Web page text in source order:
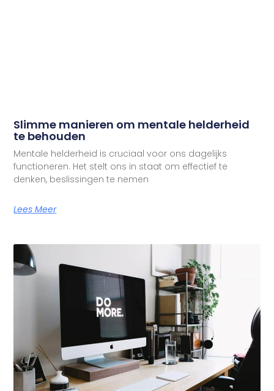
Slimme manieren om mentale helderheid
te behouden
Mentale helderheid is cruciaal voor ons dagelijks
functioneren. Het stelt ons in staat om effectief te
denken, beslissingen te nemen
Lees Meer